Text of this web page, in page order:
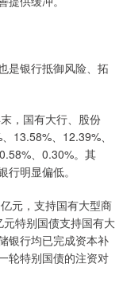
银行抵御风险、拓
，国有大行、股份
13.58%、12.39%、
、0.30%。其
明显偏低。
元，支持国有大型商
特别国债支持国有大
银行均已完成资本补
轮特别国债的注资对